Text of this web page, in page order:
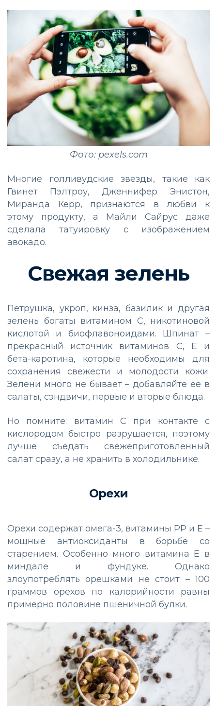
Фото: pexels.com
Многие голливудские звезды, такие как
Гвинет Пэлтроу, Дженнифер Энистон,
Миранда Керр, признаются в любви к
этому продукту, а Майли Сайрус даже
сделала татуировку с изображением
авокадо.
Свежая зелень
Петрушка, укроп, кинза, базилик и другая
зелень богаты витамином С, никотиновой
кислотой и биофлавоноидами. Шпинат –
прекрасный источник витаминов С, Е и
бета-каротина, которые необходимы для
сохранения свежести и молодости кожи.
Зелени много не бывает – добавляйте ее в
салаты, сэндвичи, первые и вторые блюда.
Но помните: витамин С при контакте с
кислородом быстро разрушается, поэтому
лучше съедать свежеприготовленный
салат сразу, а не хранить в холодильнике.
Орехи
Орехи содержат омега-3, витамины РР и Е –
мощные антиоксиданты в борьбе со
старением. Особенно много витамина Е в
миндале и фундуке. Однако
злоупотреблять орешками не стоит – 100
граммов орехов по калорийности равны
примерно половине пшеничной булки.